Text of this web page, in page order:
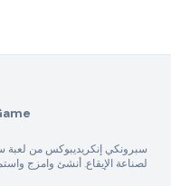
سبرونكي إنكريديبوكس من لعبة
لصناعة الإيقاع. أنشئ وامزج